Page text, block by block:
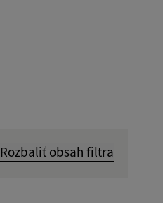
Rozbaliť obsah filtra